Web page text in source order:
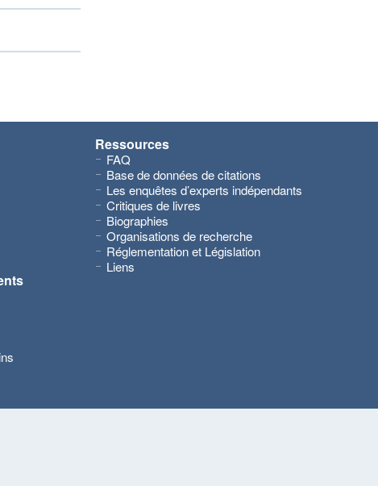
Ressources
FAQ
Base de données de citations
Les enquêtes d’experts indépendants
Critiques de livres
Biographies
Organisations de recherche
Réglementation et Législation
Liens